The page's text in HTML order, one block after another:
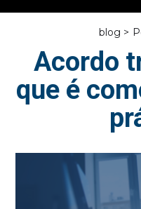
blog >
Acordo
que é